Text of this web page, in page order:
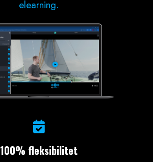
elearning.
100% fleksibilitet